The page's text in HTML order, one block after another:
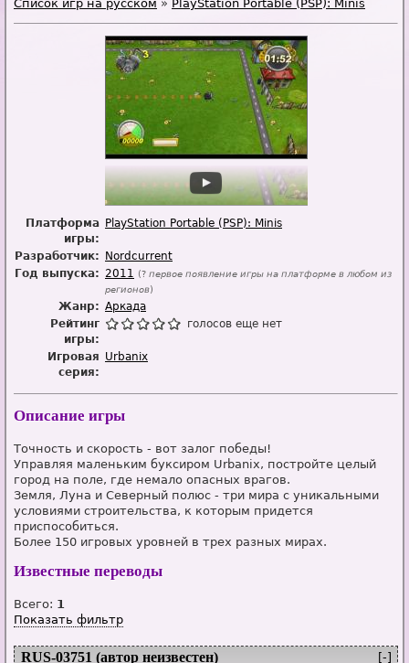
Список игр на русском » PlayStation Portable (PSP): Minis
Платформа
игры:
PlayStation Portable (PSP): Minis
Разработчик:
Nordcurrent
Год выпуска: 2011 (? первое появление игры на платформе в любом из
регионов)
Жанр: Аркада
Рейтинг
игры:
голосов еще нет
Игровая
серия:
Urbanix
Описание игры
Точность и скорость - вот залог победы!
Управляя маленьким буксиром Urbanix, постройте целый
город на поле, где немало опасных врагов.
Земля, Луна и Северный полюс - три мира с уникальными
условиями строительства, к которым придется
приспособиться.
Более 150 игровых уровней в трех разных мирах.
Известные переводы
Всего: 1
Показать фильтр
[-]
RUS-03751 (автор неизвестен)